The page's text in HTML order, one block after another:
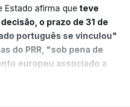
Estado afirma que teve
o prazo de 31 de
português se vinculou"
do PRR, "sob pena de
europeu associado a